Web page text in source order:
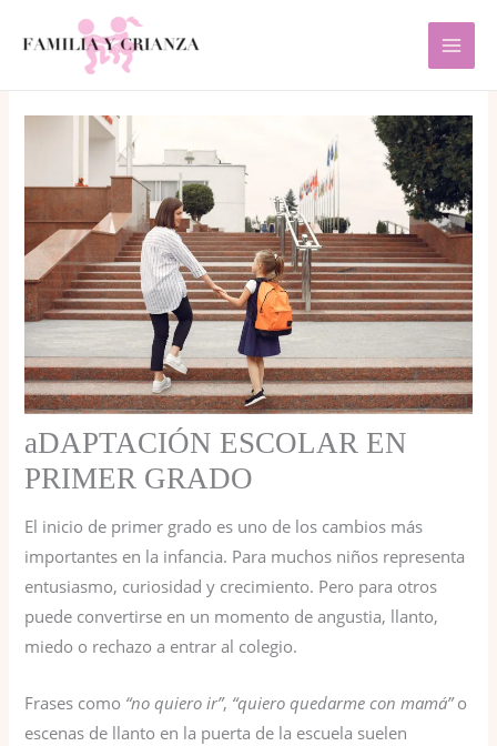
aDAPTACIÓN ESCOLAR EN
PRIMER GRADO
El inicio de primer grado es uno de los cambios más
importantes en la infancia. Para muchos niños representa
entusiasmo, curiosidad y crecimiento. Pero para otros
puede convertirse en un momento de angustia, llanto,
miedo o rechazo a entrar al colegio.
Frases como “no quiero ir”, “quiero quedarme con mamá”o
escenas de llanto en la puerta de la escuela suelen